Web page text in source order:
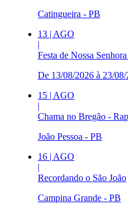
Catingueira - PB
13 | AGO
|
Festa de Nossa
De 13/08/2026 à 23/
15 | AGO
|
Chama no Bregão -
João Pessoa - PB
16 | AGO
|
Recordando o São João
Campina Grande - PB